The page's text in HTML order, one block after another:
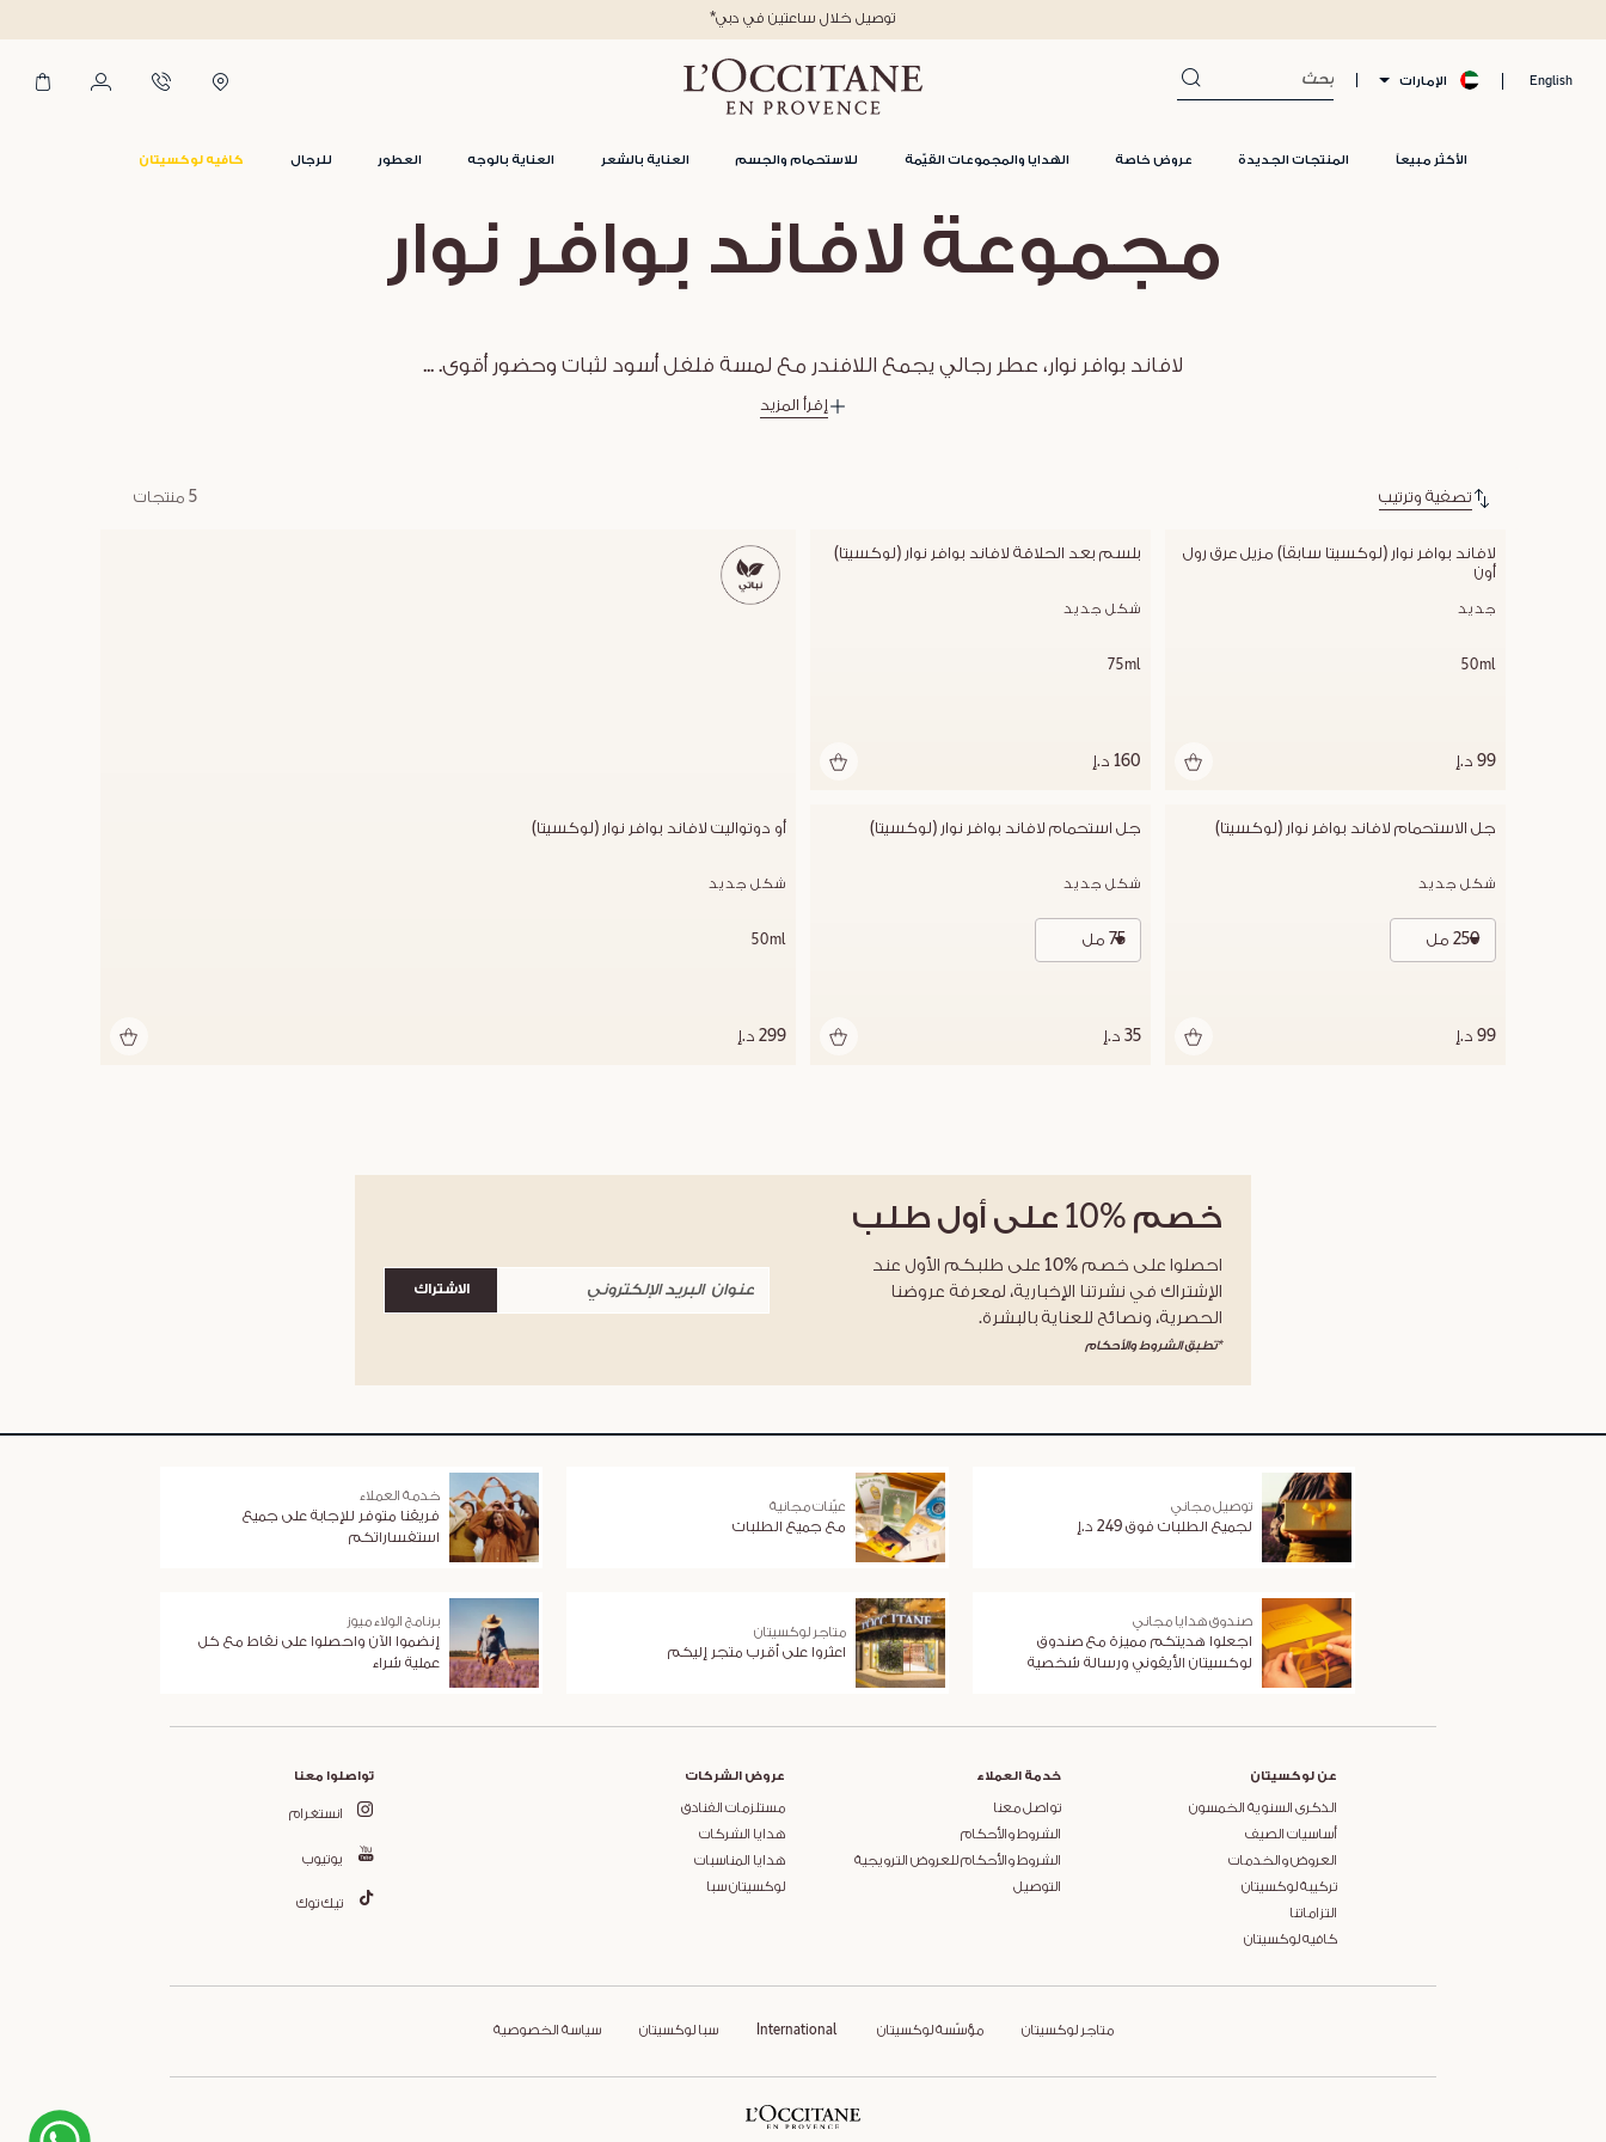
English الإمارات
الأكثر مبيعاً المنتجات الجديدة عروض خاصة الهدايا والمجموعات القيّمة للاستحمام والجسم العناية بالشعر العناية بالوجه العطور للرجال كافيه لوكسيتان
*توصيل خلال ساعتين في دبي
مجموعة لافاند بوافر نوار
لافاند بوافر نوار، عطر رجالي يجمع اللافندر مع لمسة فلفل أسود لثبات وحضور أقوى. ...
إقرأ المزيد
تصفية وترتيب 5 منتجات
أون
جديد
50ml
99 د.إ
بلسم بعد الحلاقة لافاند بوافر نوار (لوكسيتا)
شكل جديد
75ml
160 د.إ
جل الاستحمام لافاند بوافر نوار (لوكسيتا)
شكل جديد
250 مل
99 د.إ
جل استحمام لافاند بوافر نوار (لوكسيتا)
شكل جديد
75 مل
35 د.إ
أو دوتواليت لافاند بوافر نوار (لوكسيتا)
شكل جديد
50ml
299 د.إ
خصم %10 على أول طلب
احصلوا على خصم %10 على طلبكم الأول عند
الإشتراك في نشرتنا الإخبارية، لمعرفة عروضنا
الحصرية، ونصائح للعناية بالبشرة.
*تطبق الشروط والأحكام
الاشتراك
توصيل مجاني
لجميع الطلبات فوق 249 د.إ
عيّنات مجانية
مع جميع الطلبات
خدمة العملاء
فريقنا متوفر للإجابة على جميع
استفساراتكم
صندوق هدايا مجاني
اجعلوا هديتكم مميزة مع صندوق
لوكسيتان الأيقوني ورسالة شخصية
متاجر لوكسيتان
اعثروا على أقرب متجر إليكم
برنامج الولاء ميوز
إنضموا الآن واحصلوا على نقاط مع كل
عملية شراء
عن لوكسيتان
الذكرى السنوية الخمسون
أساسيات الصيف
العروض والخدمات
تركيبة لوكسيتان
التزاماتنا
كافيه لوكسيتان
خدمة العملاء
تواصل معنا
الشروط والأحكام
الشروط والأحكام للعروض الترويجية
التوصيل
عروض الشركات
مستلزمات الفنادق
هدايا الشركات
هدايا المناسبات
لوكسيتان سبا
تواصلوا معنا
انستغرام
يوتيوب
تيك توك
متاجر لوكسيتان مؤسّسة لوكسيتان International سبا لوكسيتان سياسة الخصوصية